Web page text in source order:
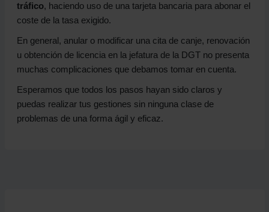
tráfico, haciendo uso de una tarjeta bancaria para abonar el
coste de la tasa exigido.
En general, anular o modificar una cita de canje, renovación
u obtención de licencia en la jefatura de la DGT no presenta
muchas complicaciones que debamos tomar en cuenta.
Esperamos que todos los pasos hayan sido claros y
puedas realizar tus gestiones sin ninguna clase de
problemas de una forma ágil y eficaz.